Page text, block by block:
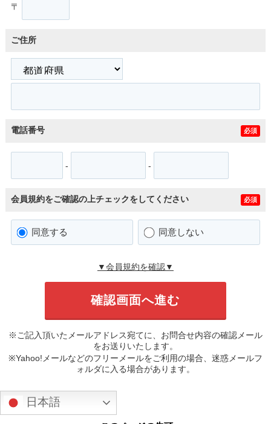
〒
ご住所
電話番号 必須
- -
会員規約をご確認の上チェックをしてください 必須
同意する 同意しない
▼会員規約を確認▼
※ご記入頂いたメールアドレス宛てに、お問合せ内容の確認メール
をお送りいたします。
※Yahoo!メールなどのフリーメールをご利用の場合、迷惑メールフ
ォルダに入る場合があります。
日本語